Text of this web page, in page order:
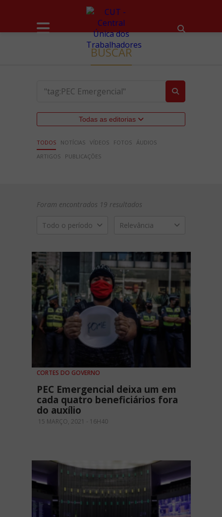
BUSCAR
Todas as editorias
TODOS NOTÍCIAS VÍDEOS FOTOS ÁUDIOS
ARTIGOS
PUBLICAÇÕES
Foram encontrados 19 resultados
Todo o período Relevância
CORTES DO GOVERNO
PEC Emergencial deixa um em
cada quatro beneficiários fora
do auxílio
15 MARÇO, 2021 - 16H40